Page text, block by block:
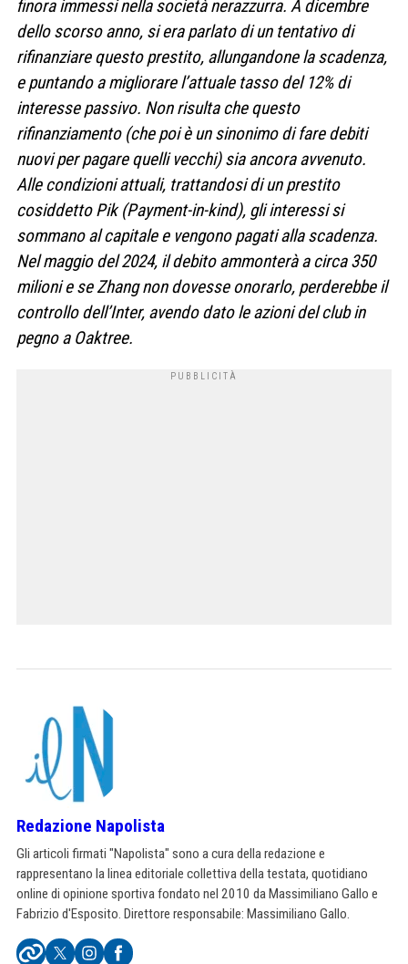
finora immessi nella società nerazzurra. A dicembre
dello scorso anno, si era parlato di un tentativo di
rifinanziare questo prestito, allungandone la scadenza,
e puntando a migliorare l’attuale tasso del 12% di
interesse passivo. Non risulta che questo
rifinanziamento (che poi è un sinonimo di fare debiti
nuovi per pagare quelli vecchi) sia ancora avvenuto.
Alle condizioni attuali, trattandosi di un prestito
cosiddetto Pik (Payment-in-kind), gli interessi si
sommano al capitale e vengono pagati alla scadenza.
Nel maggio del 2024, il debito ammonterà a circa 350
milioni e se Zhang non dovesse onorarlo, perderebbe il
controllo dell’Inter, avendo dato le azioni del club in
pegno a Oaktree.
Redazione Napolista
Gli articoli firmati "Napolista" sono a cura della redazione e
rappresentano la linea editoriale collettiva della testata, quotidiano
online di opinione sportiva fondato nel 2010 da Massimiliano Gallo e
Fabrizio d'Esposito. Direttore responsabile: Massimiliano Gallo.